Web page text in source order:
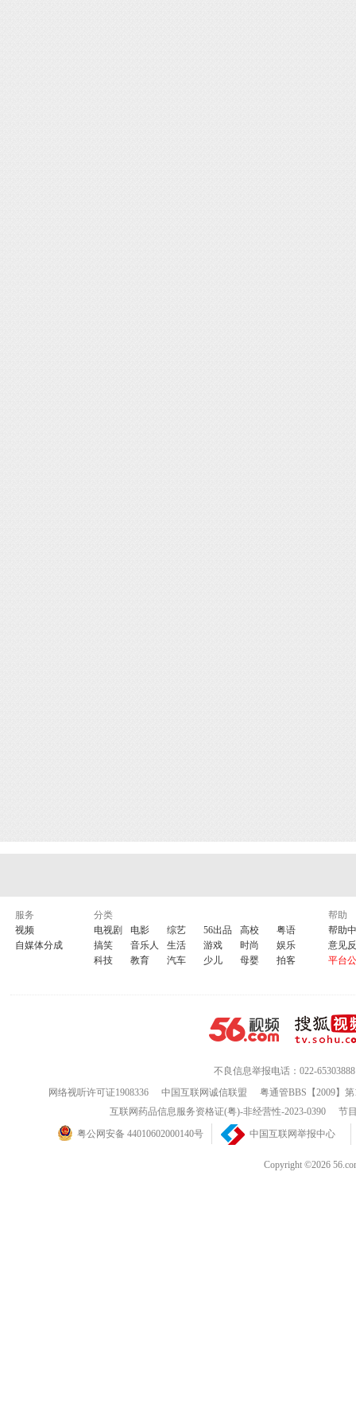
服务
视频
自媒体分成
分类
电视剧
电影 综艺 56出品 高校
粤语
搞笑
音乐人 生活 游戏 时尚
娱乐
科技
教育 汽车 少儿 母婴 拍客
帮助
帮助
意见
平台
不良信息举报电话：022-65303888
网络视听许可证1908336
中国互联网诚信联盟
粤通管BBS【2009】
互联网药品信息服务资格证(粤)-非经营性-2023-0390
节
粤公网安备 44010602000140号
中国互联网举报中心
Copyright ©2026